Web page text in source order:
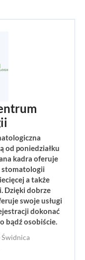
od poniedziałku
kadra oferuje
stomatologii
a także
Dzięki dobrze
swoje usługi
dokonać
bądź osobiście.
Świdnica